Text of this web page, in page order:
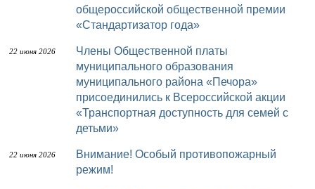
общероссийской общественной премии
«Стандартизатор года»
22 июня 2026
Члены Общественной платы
муниципального образования
муниципального района «Печора»
присоединились к Всероссийской акции
«Транспортная доступность для семей с
детьми»
22 июня 2026
Внимание! Особый противопожарный
режим!